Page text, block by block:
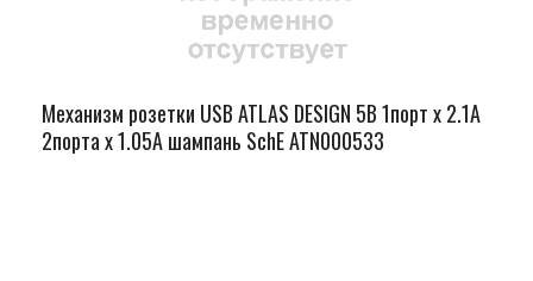
Механизм розетки USB ATLAS DESIGN 5В 1порт х 2.1А
2порта х 1.05А шампань SchE ATN000533